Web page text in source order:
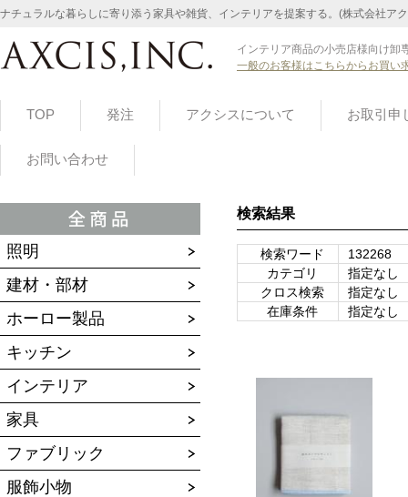
ナチュラルな暮らしに寄り添う家具や雑貨、インテリアを提案する。(株式会社ア
インテリア商品の小売店様向け卸
一般のお客様はこちらからお買い
TOP 発注 アクシスについて お取引申
お問い合わせ
照明
建材・部材
ホーロー製品
キッチン
インテリア
家具
ファブリック
服飾小物
検索結果
検索ワード
132268
カテゴリ
指定なし
クロス検索
指定なし
在庫条件
指定なし